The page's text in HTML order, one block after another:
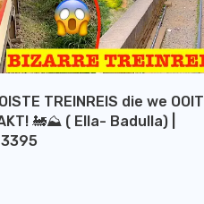
TREINREIS die we OOIT
🚂⛰️ ( Ella- Badulla) |